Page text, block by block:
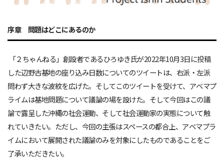
序章 問題はどこにあるのか
「２ちゃんねる」創設者であるひろゆき氏が2022年10月3日に投稿
した辺野古基地の座り込み日数についてのツイートは、右派・左派
問わず大きな波紋を広げた。そしてこのツイートを受けて、アベマプ
ライムは基地問題について議論の場を設けた。そして今回はこの議
論で露呈した沖縄の社会運動、そして社会運動家の実態について触
れていきたい。ただし、今回の主張はスペースの都合上、アベマプラ
イムにおいて展開された議論のみを対象にしたものであることをご
了承いただきたい。